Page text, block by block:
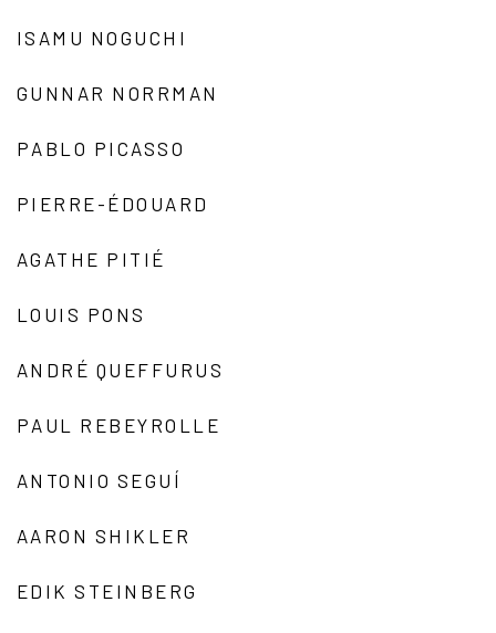
ISAMU NOGUCHI
GUNNAR NORRMAN
PABLO PICASSO
PIERRE-ÉDOUARD
AGATHE PITIÉ
LOUIS PONS
ANDRÉ QUEFFURUS
PAUL REBEYROLLE
ANTONIO SEGUÍ
AARON SHIKLER
EDIK STEINBERG